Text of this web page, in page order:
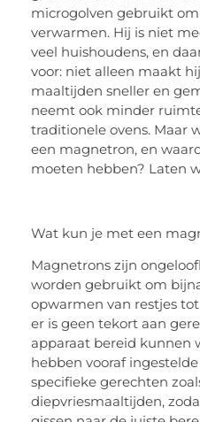
microgolven gebruikt
verwarmen. Hij is niet
veel huishoudens, en
voor: niet alleen maakt
maaltijden sneller en
neemt ook minder
traditionele ovens. Maar
een magnetron, en
moeten hebben? Laten
Wat kun je met een
Magnetrons zijn
worden gebruikt om
opwarmen van restjes
er is geen tekort aan
apparaat bereid kunnen
hebben vooraf
specifieke gerechten
diepvriesmaaltijden,